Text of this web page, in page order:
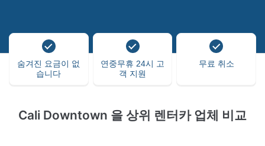
숨겨진 요금이 없
습니다
연중무휴 24시 고
객 지원
무료 취소
Cali Downtown 을 상위 렌터카 업체 비교